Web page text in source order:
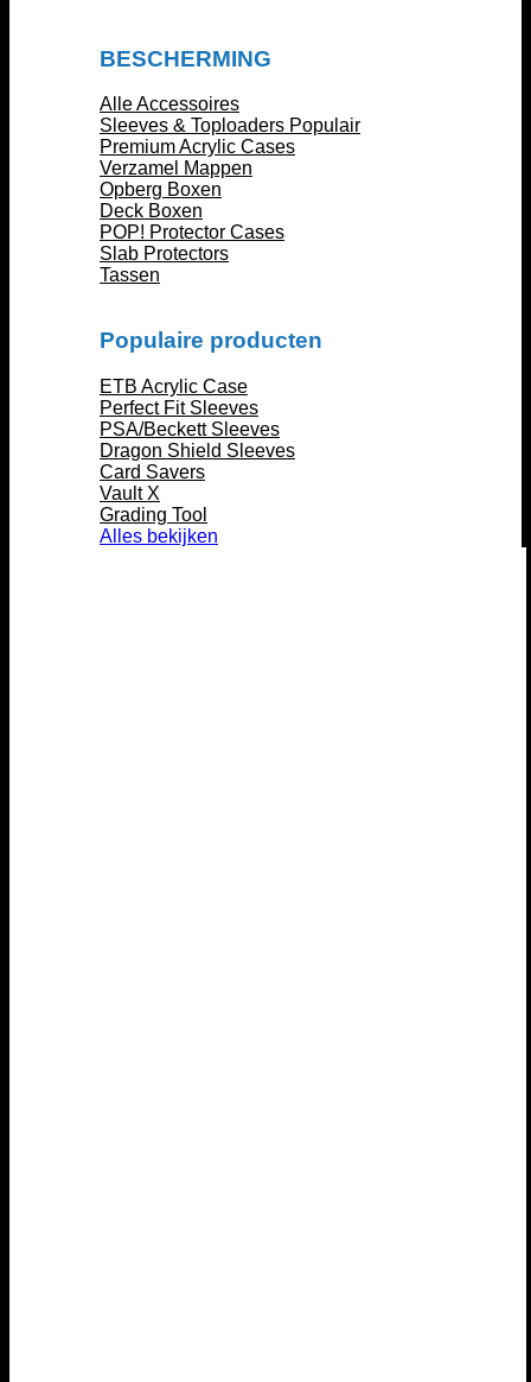
BESCHERMING
Alle Accessoires
Sleeves & Toploaders
Premium Acrylic Cases
Verzamel Mappen
Opberg Boxen
Deck Boxen
POP! Protector Cases
Slab Protectors
Tassen
Populaire producten
ETB Acrylic Case
Perfect Fit Sleeves
PSA/Beckett Sleeves
Dragon Shield Sleeves
Card Savers
Vault X
Grading Tool
Alles bekijken